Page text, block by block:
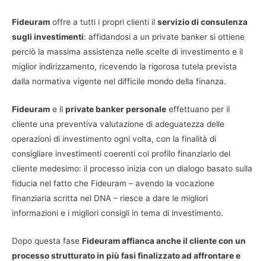
Fideuram offre a tutti i propri clienti il servizio di consulenza
sugli investimenti: affidandosi a un private banker si ottiene
perciò la massima assistenza nelle scelte di investimento e il
miglior indirizzamento, ricevendo la rigorosa tutela prevista
dalla normativa vigente nel difficile mondo della finanza.
Fideuram e il private banker personale effettuano per il
cliente una preventiva valutazione di adeguatezza delle
operazioni di investimento ogni volta, con la finalità di
consigliare investimenti coerenti col profilo finanziario del
cliente medesimo: il processo inizia con un dialogo basato sulla
fiducia nel fatto che Fideuram – avendo la vocazione
finanziaria scritta nel DNA – riesce a dare le migliori
informazioni e i migliori consigli in tema di investimento.
Dopo questa fase Fideuram affianca anche il cliente con un
processo strutturato in più fasi finalizzato ad affrontare e